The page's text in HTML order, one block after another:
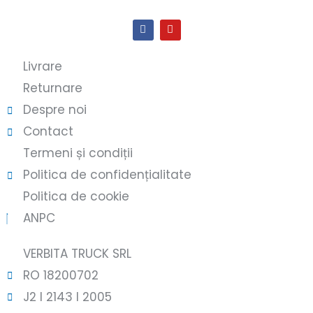
Livrare
Returnare
Despre noi
Contact
Termeni și condiții
Politica de confidențialitate
Politica de cookie
ANPC
VERBITA TRUCK SRL
RO 18200702
J2 l 2143 l 2005